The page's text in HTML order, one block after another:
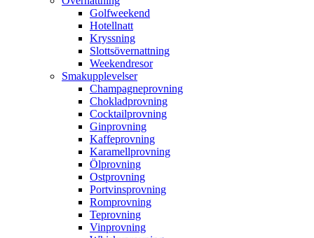
Golfweekend
Hotellnatt
Kryssning
Slottsövernattning
Weekendresor
Smakupplevelser
Champagneprovning
Chokladprovning
Cocktailprovning
Ginprovning
Kaffeprovning
Karamellprovning
Ölprovning
Ostprovning
Portvinsprovning
Romprovning
Teprovning
Vinprovning